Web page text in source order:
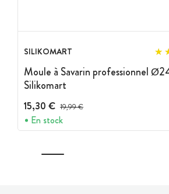
SILIKOMART
Moule à Savarin professionnel
Silikomart
15,30 € Prix avant réduction :
19,99 €
En stock